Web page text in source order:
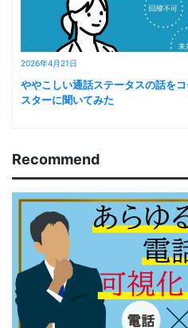
2026年4月21日
ややこしい通話ステータスの話を
スターに聞いてみた
Recommend